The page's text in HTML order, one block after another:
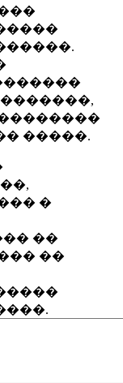
�����.
�
��
��